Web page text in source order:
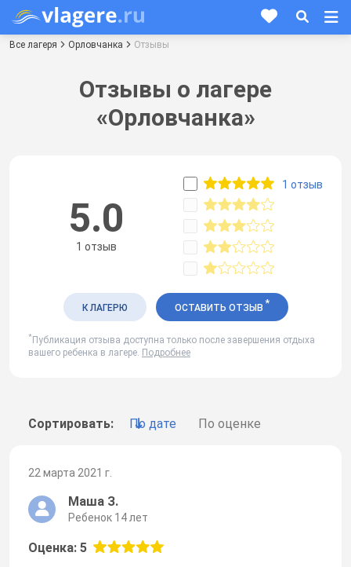
Все лагеря Орловчанка Отзывы
Отзывы о лагере
«Орловчанка»
Сортировать: По дате По оценке
22 марта 2021 г.
Маша З.
Ребенок 14 лет
Оценка: 5
5.0
1 отзыв
1 отзыв
К ЛАГЕРЮ ОСТАВИТЬ ОТЗЫВ *
* Публикация отзыва доступна только после завершения отдыха
вашего ребенка в лагере. Подробнее